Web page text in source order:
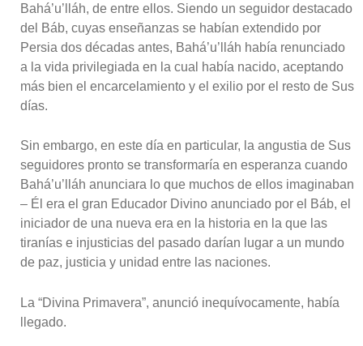
Bahá’u’lláh, de entre ellos. Siendo un seguidor destacado
del Báb, cuyas enseñanzas se habían extendido por
Persia dos décadas antes, Bahá’u’lláh había renunciado
a la vida privilegiada en la cual había nacido, aceptando
más bien el encarcelamiento y el exilio por el resto de Sus
días.
Sin embargo, en este día en particular, la angustia de Sus
seguidores pronto se transformaría en esperanza cuando
Bahá’u’lláh anunciara lo que muchos de ellos imaginaban
– Él era el gran Educador Divino anunciado por el Báb, el
iniciador de una nueva era en la historia en la que las
tiranías e injusticias del pasado darían lugar a un mundo
de paz, justicia y unidad entre las naciones.
La “Divina Primavera”, anunció inequívocamente, había
llegado.